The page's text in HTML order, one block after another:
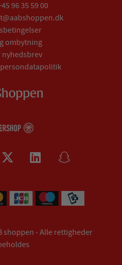
96 35 59 00
ombytning
shoppen - Alle rettigheder